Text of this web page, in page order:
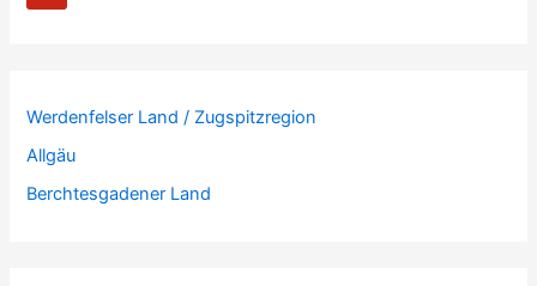
Werdenfelser Land / Zugspitzregion
Allgäu
Berchtesgadener Land